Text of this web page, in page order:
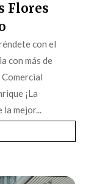
Flores
con el
con más de
¡La
mejor...